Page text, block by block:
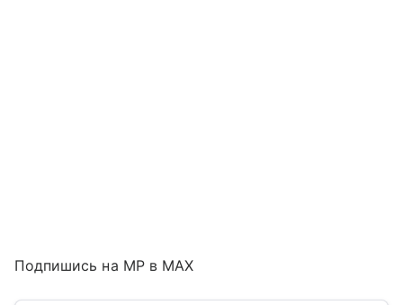
Подпишись на MP в MAX